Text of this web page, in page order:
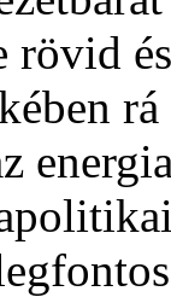
rövid